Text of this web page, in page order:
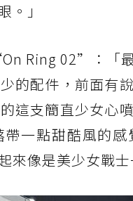
。」
Ring 02”：「
的配件，前面有
這支簡直少女心
一點甜酷風的
像是美少女戰士